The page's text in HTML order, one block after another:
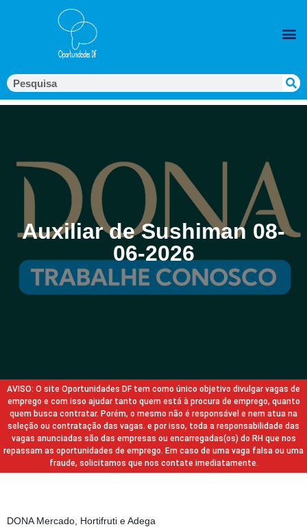
Auxiliar de Sushiman 08-
06-2026
AVISO: O site Oportunidades DF tem como único objetivo divulgar vagas de
emprego e com isso ajudar tanto quem está à procura de emprego, quanto
quem busca contratar. Porém, o mesmo não é responsável e nem atua na
seleção ou contratação das vagas. e por isso, toda a responsabilidade das
vagas anunciadas são das empresas ou encarregadas(os) do RH que nos
repassam as oportunidades de emprego. Em caso de uma vaga falsa ou uma
fraude, solicitamos que nos contate imediatamente.
DONA Mercado, Hortifruti e Adega